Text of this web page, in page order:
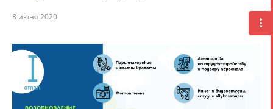
8 июня 2020